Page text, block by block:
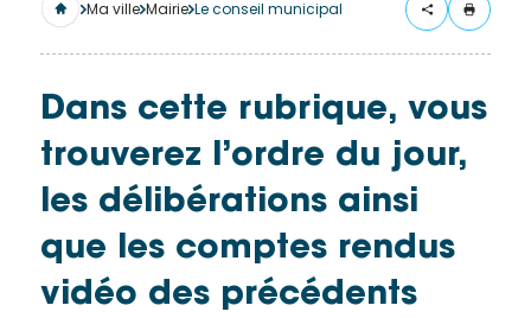
Ma ville Mairie Le conseil municipal
Dans cette rubrique, vous
trouverez l’ordre du jour,
les délibérations ainsi
que les comptes rendus
vidéo des précédents
merci
ce
formulaire.
Vous
recevrez
un
mail
avec
un lien